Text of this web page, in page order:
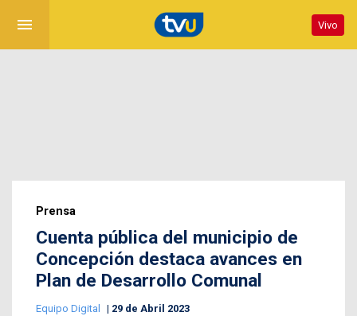
menu Vivo
Prensa
Cuenta pública del municipio de
Concepción destaca avances en
Plan de Desarrollo Comunal
Equipo Digital 29 de Abril 2023